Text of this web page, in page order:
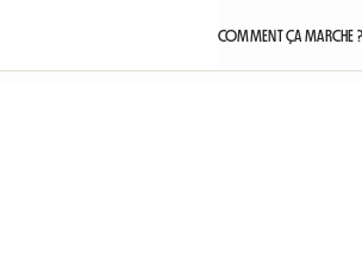
COMMENT ÇA MARCHE